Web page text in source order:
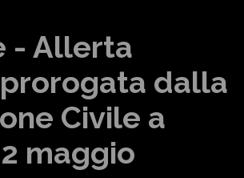
- Allerta
dalla
Civile a
maggio